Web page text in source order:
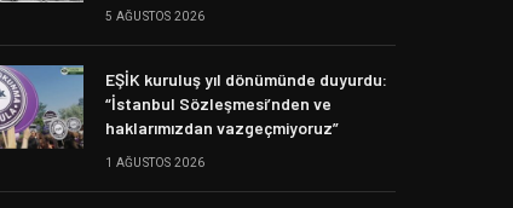
5 AĞUSTOS 2026
EŞİK kuruluş yıl dönümünde duyurdu:
“İstanbul Sözleşmesi’nden ve
haklarımızdan vazgeçmiyoruz”
1 AĞUSTOS 2026